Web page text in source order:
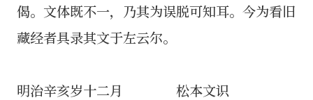
偈。文体既不一，乃其为误脱可知耳。今为看旧
藏经者具录其文于左云尔。
明治辛亥岁十二月 松本文识